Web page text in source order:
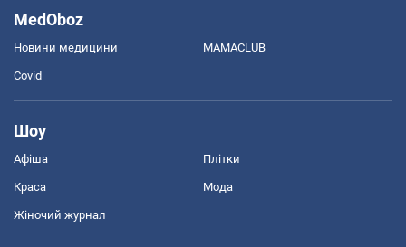
MedOboz
Новини медицини MAMACLUB
Covid
Шоу
Афіша Плітки
Краса Мода
Жіночий журнал